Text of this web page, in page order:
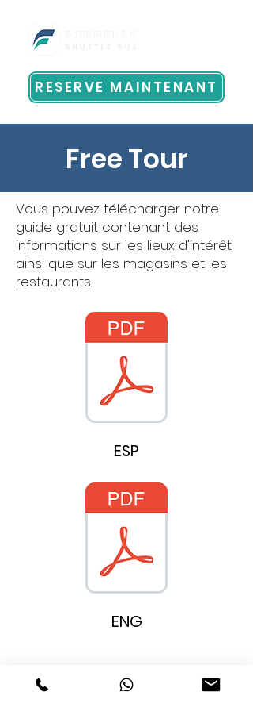
RESERVE MAINTENANT
Free Tour
Vous pouvez télécharger notre
guide gratuit contenant des
informations sur les lieux d'intérêt
ainsi que sur les magasins et les
restaurants.
ESP
ENG